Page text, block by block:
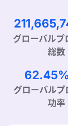
グローバルプ
総数
グローバルプ
功率